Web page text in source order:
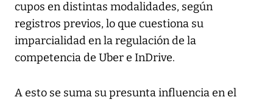
cupos en distintas modalidades, según
registros previos, lo que cuestiona su
imparcialidad en la regulación de la
competencia de Uber e InDrive.
A esto se suma su presunta influencia en el